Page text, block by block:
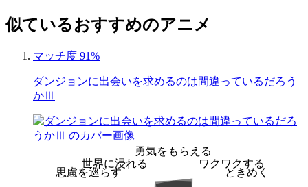
似ているおすすめのアニメ
マッチ度 91%
ダンジョンに出会いを求めるのは間違っているだろう
かⅢ
勇気をもらえる
ワクワクする
ときめく
思慮を巡らす
世界に浸れる